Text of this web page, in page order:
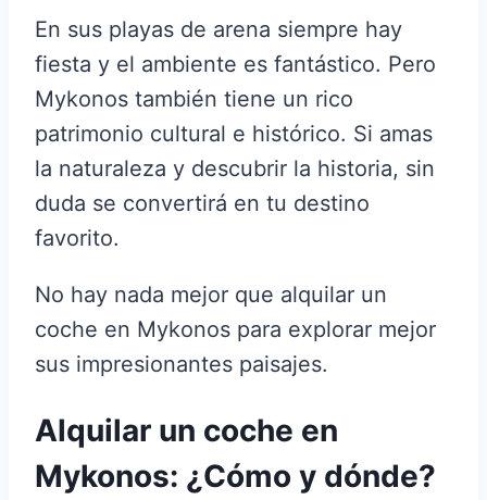
En sus playas de arena siempre hay
fiesta y el ambiente es fantástico. Pero
Mykonos también tiene un rico
patrimonio cultural e histórico. Si amas
la naturaleza y descubrir la historia, sin
duda se convertirá en tu destino
favorito.
No hay nada mejor que alquilar un
coche en Mykonos para explorar mejor
sus impresionantes paisajes.
Alquilar un coche en
Mykonos: ¿Cómo y dónde?